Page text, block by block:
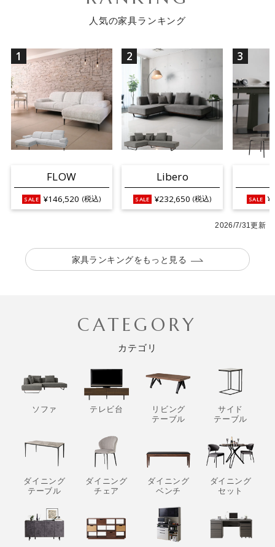
人気の家具ランキング
1
FLOW
¥146,520 (税込)
2
Libero
¥232,650 (税込)
3
2026/7/31更新
家具ランキングをもっと見る
CATEGORY
カテゴリ
ソファ テレビ台
リビング
テーブル
サイド
テーブル
ダイニング
テーブル
ダイニング
チェア
ダイニング
ベンチ
ダイニング
セット